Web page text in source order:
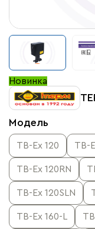
Новинка
Модель
TB-Ex 120 TB-
TB-Ex 120RN
TB-Ex 120SLN
TB-Ex 160-L